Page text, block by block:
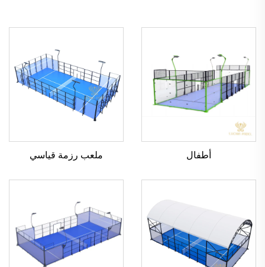
أطفال ملعب رزمة قياسي